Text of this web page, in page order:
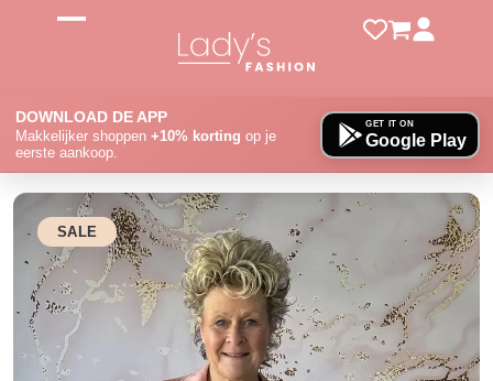
menu
menu
DOWNLOAD DE APP
Makkelijker shoppen +10% korting op je
eerste aankoop.
GET IT ON
Google Play
SALE